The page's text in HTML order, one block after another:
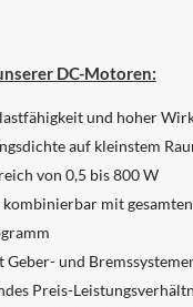
DC-Motoren:
und hoher
auf kleinstem
von 0,5 bis 800 W
mit gesamten
und
Preis-